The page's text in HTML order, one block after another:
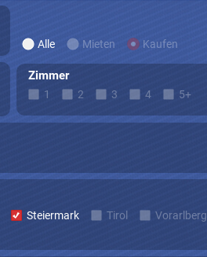
Alle Mieten Kaufen
Zimmer
1 2 3 4 5+
Steiermark Tirol
Vorarlberg